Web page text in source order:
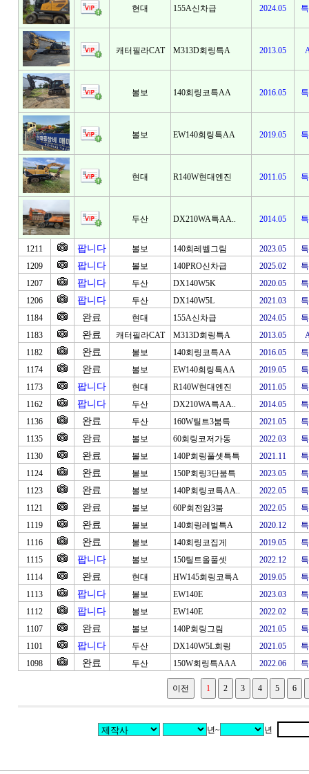
현대 155A신차급 2024.05
캐터필라CAT M313D회링특A 2013.05
볼보 140회링코특AA 2016.05
볼보 EW140회링특AA 2019.05
현대 R140W현대엔진 2011.05
두산 DX210WA특AA.. 2014.05
1211 팝니다 볼보 140회레벨그림 2023.05
1209
팝니다 볼보 140PRO신차급 2025.02
1207
팝니다 두산 DX140W5K 2020.05
1206
팝니다 두산 DX140W5L 2021.03
1184
완료 현대 155A신차급 2024.05
1183
완료 캐터필라CAT M313D회링특A 2013.05
1182
완료 볼보 140회링코특AA 2016.05
1174
완료 볼보 EW140회링특AA 2019.05
1173
팝니다 현대 R140W현대엔진 2011.05
1162
팝니다 두산 DX210WA특AA.. 2014.05
1136
완료 두산 160W틸트3붐특 2021.05
1135
완료 볼보 60회링코저가동 2022.03
1130
완료 볼보 140P회링풀셋특특 2021.11
1124
완료 볼보 150P회링3단붐특 2023.05
1123
완료 볼보 140P회링코특AA.. 2022.05
1121
완료 볼보 60P회전암3붐 2022.05
1119
완료 볼보 140회링레벌특A 2020.12
1116
완료 볼보 140회링코집게 2019.05
1115
팝니다 볼보 150틸트올풀셋 2022.12
1114
완료 현대 HW145회링코특A 2019.05
1113
팝니다 볼보 EW140E 2023.03
1112
팝니다 볼보 EW140E 2022.02
1107
완료 볼보 140P회링그림 2021.05
1101
팝니다 두산 DX140W5L회링 2021.05
1098
완료 두산 150W회링특AAA 2022.06
년~ 년